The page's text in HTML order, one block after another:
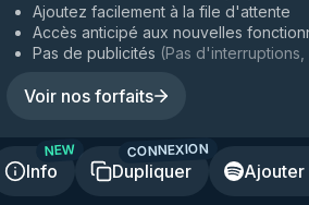
Ajoutez facilement à la file d'attente
Accès anticipé aux nouvelles
Pas de publicités (Pas
Voir nos forfaits
Info
NEW
Dupliquer
CONNEXION
Ajouter